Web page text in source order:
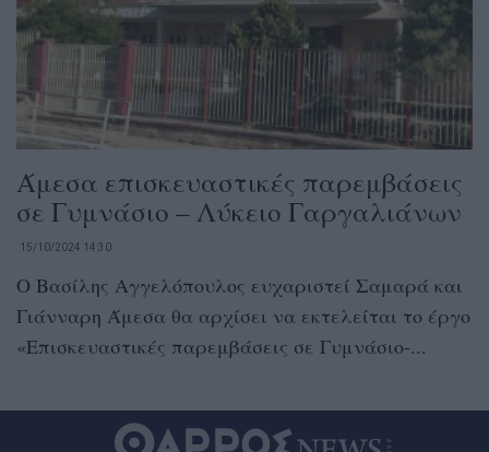
Άμεσα επισκευαστικές παρεμβάσεις
σε Γυμνάσιο – Λύκειο Γαργαλιάνων
15/10/2024 14:30
Ο Βασίλης Αγγελόπουλος ευχαριστεί Σαμαρά και
Γιάνναρη Άμεσα θα αρχίσει να εκτελείται το έργο
«Επισκευαστικές παρεμβάσεις σε Γυμνάσιο-...